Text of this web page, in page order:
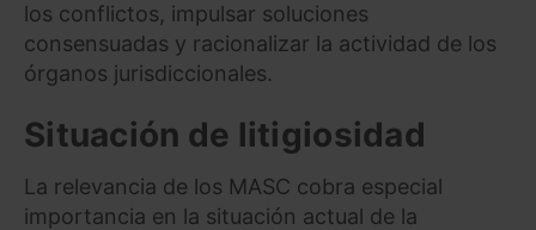
los conflictos, impulsar soluciones
consensuadas y racionalizar la actividad de los
órganos jurisdiccionales.
Situación de litigiosidad
La relevancia de los MASC cobra especial
importancia en la situación actual de la